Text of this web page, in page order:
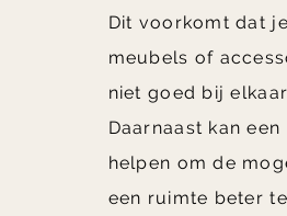
Dit voorkomt dat
meubels of
niet goed bij
Daarnaast kan
helpen om de
een ruimte beter